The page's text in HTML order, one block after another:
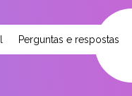
Perguntas e respostas